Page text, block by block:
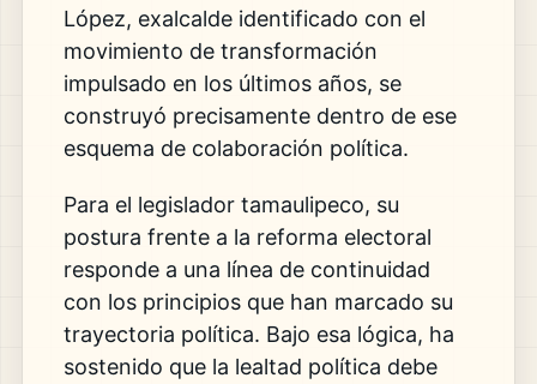
López, exalcalde identificado con el
movimiento de transformación
impulsado en los últimos años, se
construyó precisamente dentro de ese
esquema de colaboración política.
Para el legislador tamaulipeco, su
postura frente a la reforma electoral
responde a una línea de continuidad
con los principios que han marcado su
trayectoria política. Bajo esa lógica, ha
sostenido que la lealtad política debe